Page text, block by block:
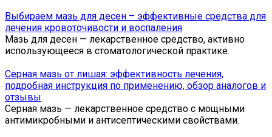
Выбираем мазь для десен – эффективные средства для
лечения кровоточивости и воспаления
Мазь для десен — лекарственное средство, активно
использующееся в стоматологической практике.
Серная мазь от лишая: эффективность лечения,
подробная инструкция по применению, обзор аналогов и
отзывы
Серная мазь — лекарственное средство с мощными
антимикробными и антисептическими свойствами.